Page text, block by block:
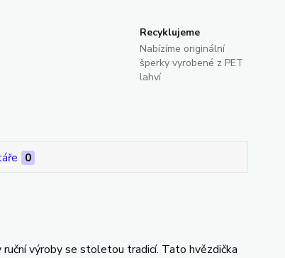
Recyklujeme
Nabízíme originální
šperky vyrobené z PET
lahví
0
výroby se stoletou tradicí. Tato hvězdička